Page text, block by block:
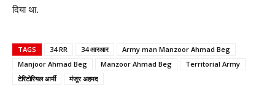
दिया था.
TAGS 34 RR 34 आरआर
Army man Manzoor Ahmad Beg
Manjoor Ahmad Beg
Manzoor Ahmad Beg
Territorial Army
टेरिटोरियल आर्मी
मंजूर अहमद